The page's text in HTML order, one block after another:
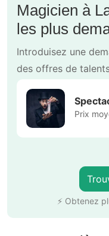
Magicien à
les plus
Introduisez une
des offres de
Prix
⚡ Obtenez